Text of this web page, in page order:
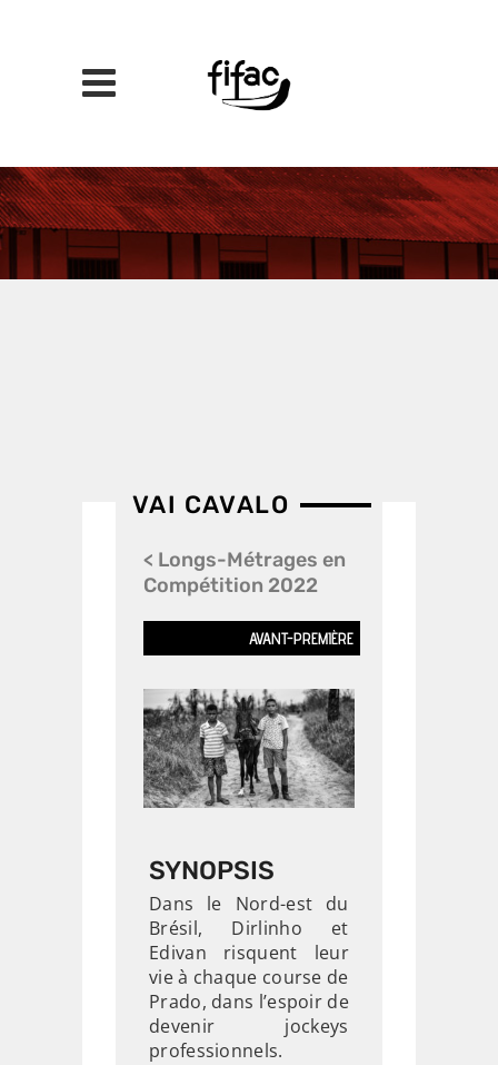
>> Films en
VAI CAVALO
< Longs-Métrages en
Compétition 2022
AVANT-PREMIÈRE
SYNOPSIS
Dans le Nord-est du
Brésil, Dirlinho et
Edivan risquent leur
vie à chaque course de
Prado, dans l’espoir de
devenir jockeys
professionnels.